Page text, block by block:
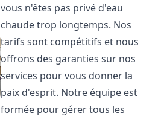
vous n'êtes pas privé d'eau
chaude trop longtemps. Nos
tarifs sont compétitifs et nous
offrons des garanties sur nos
services pour vous donner la
paix d'esprit. Notre équipe est
formée pour gérer tous les